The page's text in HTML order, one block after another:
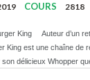
COURS
2818
King Auteur d’un
King est une chaîne de
délicieux Whopper